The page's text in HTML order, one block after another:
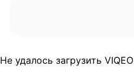
Не удалось загрузить VIQEO